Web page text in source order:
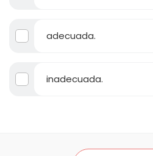
adecuada.
inadecuada.